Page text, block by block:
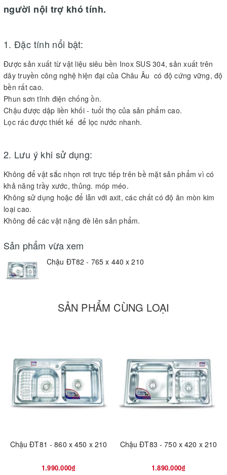
người nội trợ khó tính.
1. Đặc tính nổi bật:
Được sản xuất từ vật liệu siêu bền Inox SUS 304, sản xuất trên
dây truyền công nghệ hiện đại của Châu Âu có độ cứng vững, độ
bền rất cao.
Phun sơn tĩnh điện chống ồn.
Chậu được dập liền khối - tuổi thọ của sản phẩm cao.
Lọc rác được thiết kế để lọc nước nhanh.
2. Lưu ý khi sử dụng:
Không để vật sắc nhọn rơi trực tiếp trên bề mặt sản phẩm vì có
khả năng trầy xước, thủng. móp méo.
Không sử dụng hoặc để lẫn với axit, các chất có độ ăn mòn kim
loại cao.
Không để các vật nặng đè lên sản phẩm.
Sản phẩm vừa xem
Chậu ĐT82 - 765 x 440 x 210
SẢN PHẨM CÙNG LOẠI
Chậu ĐT81 - 860 x 450 x 210
1.990.000₫
Chậu ĐT83 - 750 x 420 x 210
1.890.000₫